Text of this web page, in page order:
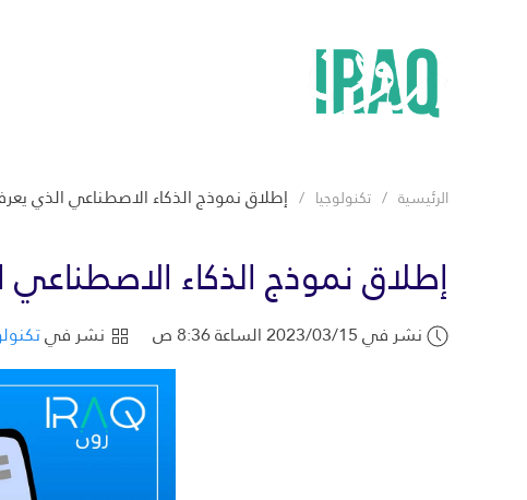
الرئيسية تكنولوجيا إطلاق نموذج الذكاء الاصطناعي الذي
إطلاق نموذج الذكاء
نشر في 2023/03/15 الساعة 8:36 ص نشر في